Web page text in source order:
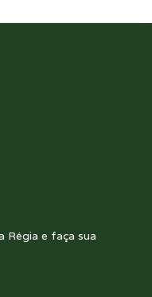
Régia e faça sua